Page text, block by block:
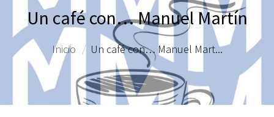
Un café con… Manuel Martín
Inicio Un café con… Manuel Mart...